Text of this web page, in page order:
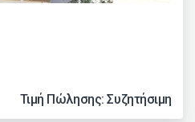
Τιμή Πώλησης: Συζητήσιμη